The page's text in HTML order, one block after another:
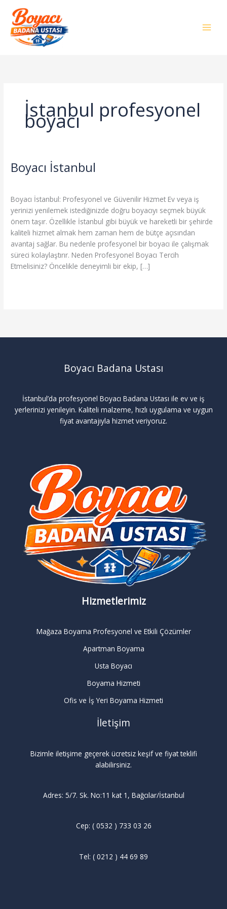
İstanbul profesyonel
boyacı
Boyacı İstanbul
Boyacı İstanbul: Profesyonel ve Güvenilir Hizmet Ev veya iş
yerinizi yenilemek istediğinizde doğru boyacıyı seçmek büyük
önem taşır. Özellikle İstanbul gibi büyük ve hareketli bir şehirde
kaliteli hizmet almak hem zaman hem de bütçe açısından
avantaj sağlar. Bu nedenle profesyonel bir boyacı ile çalışmak
süreci kolaylaştırır. Neden Profesyonel Boyacı Tercih
Etmelisiniz? Öncelikle deneyimli bir ekip, […]
Boyacı
İstanbul
Boyacı Badana Ustası
İstanbul’da profesyonel Boyacı Badana Ustası ile ev ve iş
yerlerinizi yenileyin. Kaliteli malzeme, hızlı uygulama ve uygun
fiyat avantajıyla hizmet veriyoruz.
Hizmetlerimiz
Mağaza Boyama Profesyonel ve Etkili Çözümler
Apartman Boyama
Usta Boyacı
Boyama Hizmeti
Ofis ve İş Yeri Boyama Hizmeti
İletişim
Bizimle iletişime geçerek ücretsiz keşif ve fiyat teklifi
alabilirsiniz.
Adres: 5/7. Sk. No:11 kat 1, Bağcılar/İstanbul
Cep: ( 0532 ) 733 03 26
Tel: ( 0212 ) 44 69 89